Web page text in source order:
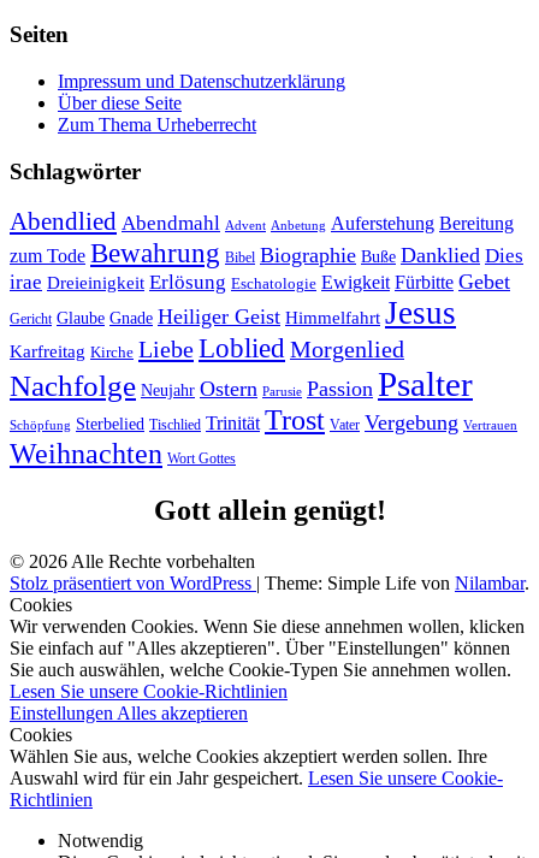
Seiten
Impressum und Datenschutzerklärung
Über diese Seite
Zum Thema Urheberrecht
Schlagwörter
Abendlied Abendmahl Advent Anbetung Auferstehung Bereitung
zum Tode Bewahrung Bibel Biographie Buße Danklied Dies
irae Dreieinigkeit Erlösung Eschatologie Ewigkeit Fürbitte Gebet
Gericht Glaube Gnade Heiliger Geist Himmelfahrt Jesus
Karfreitag Kirche LiebeLobliedMorgenlied
Nachfolge Neujahr Ostern Parusie Passion Psalter
Schöpfung Sterbelied Tischlied Trinität Trost Vater Vergebung Vertrauen
Weihnachten Wort Gottes
Gott allein genügt!
© 2026 Alle Rechte vorbehalten
Stolz präsentiert von WordPress | Theme: Simple Life von Nilambar.
Cookies
Wir verwenden Cookies. Wenn Sie diese annehmen wollen, klicken
Sie einfach auf "Alles akzeptieren". Über "Einstellungen" können
Sie auch auswählen, welche Cookie-Typen Sie annehmen wollen.
Lesen Sie unsere Cookie-Richtlinien
Einstellungen Alles akzeptieren
Cookies
Wählen Sie aus, welche Cookies akzeptiert werden sollen. Ihre
Auswahl wird für ein Jahr gespeichert. Lesen Sie unsere Cookie-
Richtlinien
Notwendig